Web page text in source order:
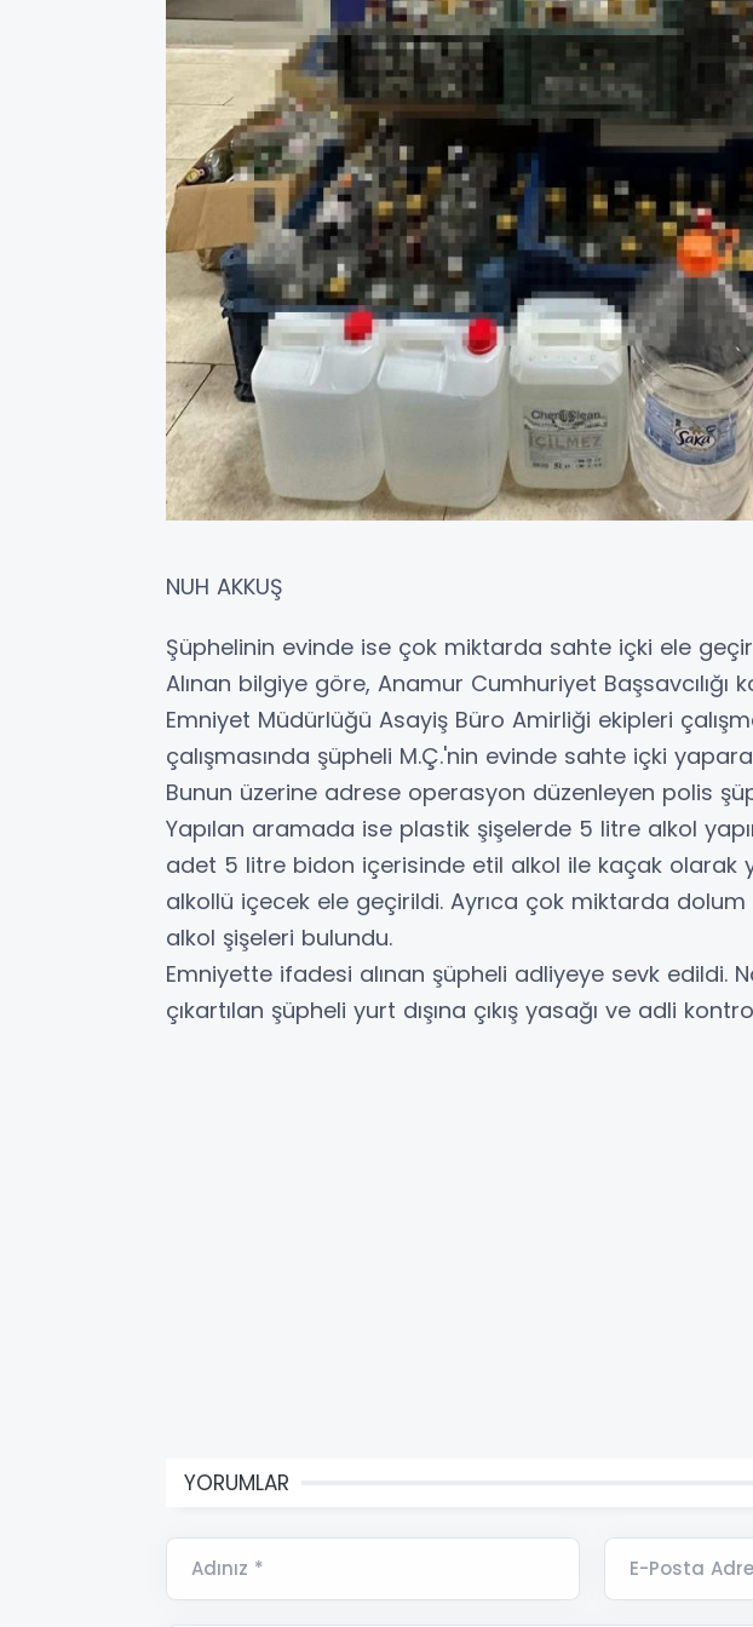
NUH AKKUŞ
Şüphelinin evinde ise çok miktarda sahte içki ele
Alınan bilgiye göre, Anamur Cumhuriyet Başsavcılığı
Emniyet Müdürlüğü Asayiş Büro Amirliği ekipleri
çalışmasında şüpheli M.Ç.'nin evinde sahte içki
Bunun üzerine adrese operasyon düzenleyen polis
Yapılan aramada ise plastik şişelerde 5 litre alkol
adet 5 litre bidon içerisinde etil alkol ile kaçak olarak
alkollü içecek ele geçirildi. Ayrıca çok miktarda
alkol şişeleri bulundu.
Emniyette ifadesi alınan şüpheli adliyeye sevk edildi.
çıkartılan şüpheli yurt dışına çıkış yasağı ve adli
YORUMLAR
Adınız * E-Posta